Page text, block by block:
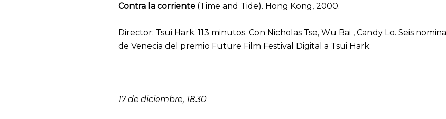
Contra la corriente (Time and Tide). Hong Kong, 2000.
Director: Tsui Hark. 113 minutos. Con Nicholas Tse, Wu Bai , Candy Lo. Seis
de Venecia del premio Future Film Festival Digital a Tsui Hark.
17 de diciembre, 18.30